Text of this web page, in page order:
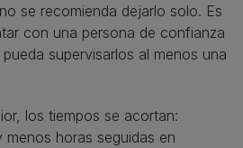
se recomienda dejarlo solo. Es
con una persona de confianza
supervisarlos al menos una
los tiempos se acortan:
menos horas seguidas en